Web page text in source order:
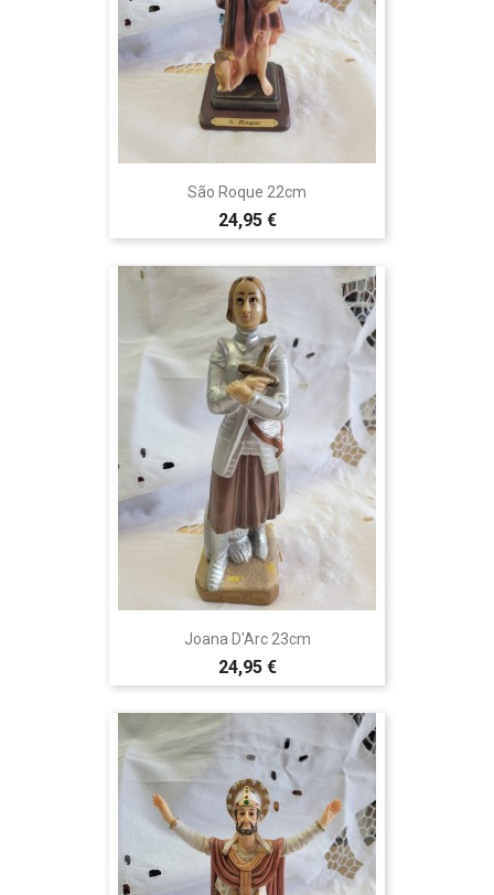
São Roque 22cm
24,95 €
Joana D'Arc 23cm
24,95 €